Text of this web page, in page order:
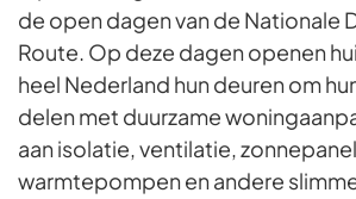
de open dagen van de Nationale
Route. Op deze dagen openen
heel Nederland hun deuren om
delen met duurzame
aan isolatie, ventilatie,
warmtepompen en andere slimme